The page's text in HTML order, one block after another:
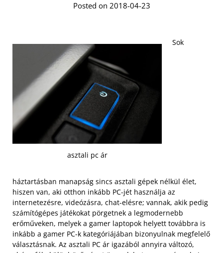
Posted on 2018-04-23
asztali pc ár
Sok
háztartásban manapság sincs asztali gépek nélkül élet,
hiszen van, aki otthon inkább PC-jét használja az
internetezésre, videózásra, chat-elésre; vannak, akik pedig
számítógépes játékokat pörgetnek a legmodernebb
erőműveken, melyek a gamer laptopok helyett továbbra is
inkább a gamer PC-k kategóriájában bizonyulnak megfelelő
választásnak. Az asztali PC ár igazából annyira változó,